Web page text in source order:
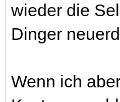
wieder die
Dinger
Wenn ich